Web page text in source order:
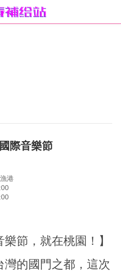
際音樂節
港
樂節，就在桃園！】
的國門之都，這次